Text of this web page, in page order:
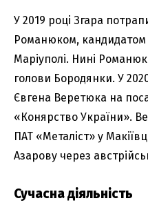
У 2019 році Згара
Романюком, кандидатом
Маріуполі. Нині
голови Бородянки. У
Євгена Веретюка на
«Конярство України».
ПАТ «Металіст» у
Азарову через
Сучасна діяльність